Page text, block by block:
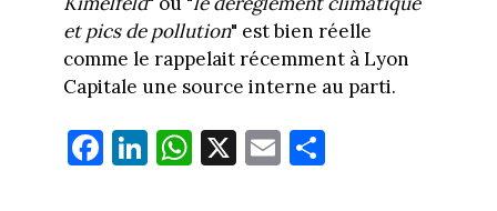
et pics de pollution" est bien réelle
comme le rappelait récemment à Lyon
Capitale une source interne au parti.
Fa
ce
Li
nk
W
ha
X E
m
Pa